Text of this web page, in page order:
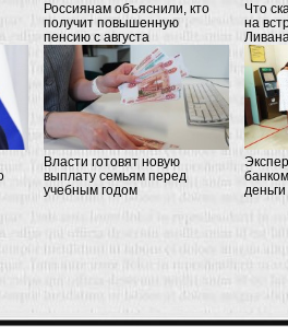
Россиянам объяснили, кто
получит повышенную
пенсию с августа
Что
на
Власти готовят новую
выплату семьям перед
учебным годом
деньги